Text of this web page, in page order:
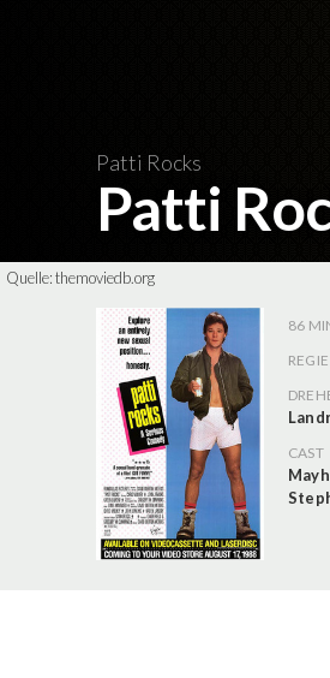
Patti Rocks
Patti
Quelle:themoviedb.org
86
REGIE
CAST